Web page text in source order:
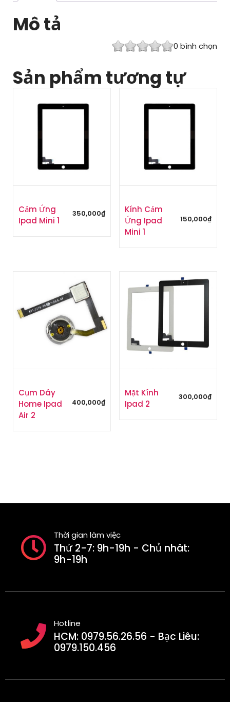
Mô tả
0 bình chọn
Sản phẩm tương tự
Cảm Ứng
Ipad Mini 1
350,000₫
Kính Cảm
Ứng Ipad
Mini 1
150,000₫
Cụm Dây
Home Ipad
Air 2
400,000₫
Mặt Kính
Ipad 2
300,000₫
Thời gian làm việc
Thứ 2-7: 9h-19h - Chủ nhât:
9h-19h
Hotline
HCM: 0979.56.26.56 - Bạc Liêu:
0979.150.456